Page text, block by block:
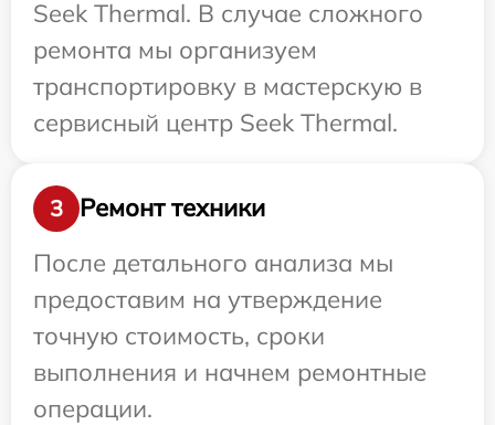
Seek Thermal. В случае сложного
ремонта мы организуем
транспортировку в мастерскую в
сервисный центр Seek Thermal.
3
Ремонт техники
После детального анализа мы
предоставим на утверждение
точную стоимость, сроки
выполнения и начнем ремонтные
операции.